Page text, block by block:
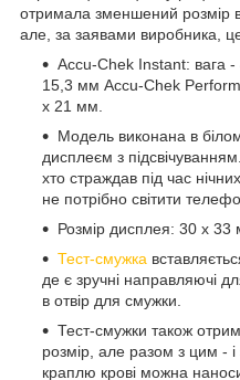
отримала зменшений розмір
але, за заявами виробника,
Accu-Chek Instant: вага -
15,3 мм Accu-Chek
х 21 мм.
Модель виконана в
дисплеєм з
хто страждав під час
не потрібно світити
Розмір дисплея: 30 х 33
Тест-смужка
де є зручні направляючі
в отвір для смужки.
Тест-смужки також
розмір, але разом з цим -
краплю крові можна